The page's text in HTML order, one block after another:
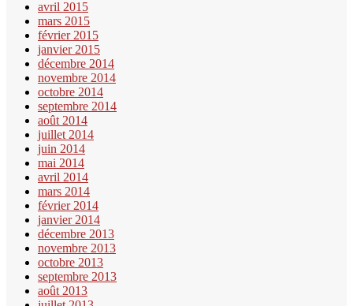
avril 2015
mars 2015
février 2015
janvier 2015
décembre 2014
novembre 2014
octobre 2014
septembre 2014
août 2014
juillet 2014
juin 2014
mai 2014
avril 2014
mars 2014
février 2014
janvier 2014
décembre 2013
novembre 2013
octobre 2013
septembre 2013
août 2013